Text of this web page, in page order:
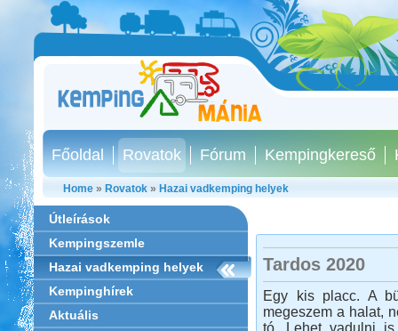
Főoldal Rovatok Fórum Kempingkereső
Home » Rovatok » Hazai vadkemping helyek
Útleírások
Kempingszemle
Hazai vadkemping helyek
Kempinghírek
Aktuális
Tardos 2020
Egy kis placc. A
megeszem a halat,
tó. Lehet vadulni